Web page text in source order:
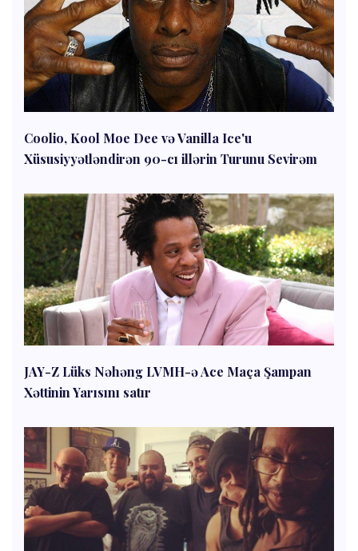
Coolio, Kool Moe Dee və Vanilla Ice'u
Xüsusiyyətləndirən 90-cı illərin Turunu Sevirəm
JAY-Z Lüks Nəhəng LVMH-ə Ace Maça Şampan
Xəttinin Yarısını satır